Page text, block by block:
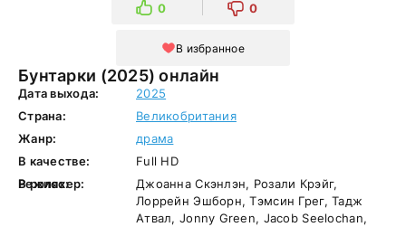
Бунтарки (2025) онлайн
0 0
В избранное
Дата выхода:
2025
Страна:
Великобритания
Жанр:
драма
В качестве:
Full HD
Режиссер:
В ролях:
Джоанна Скэнлэн, Розали Крэйг,
Лоррейн Эшборн, Тэмсин Грег, Тадж
Атвал, Jonny Green, Jacob Seelochan,